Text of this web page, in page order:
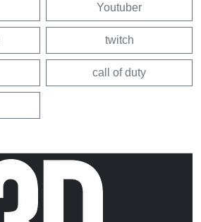
Youtuber
twitch
call of duty